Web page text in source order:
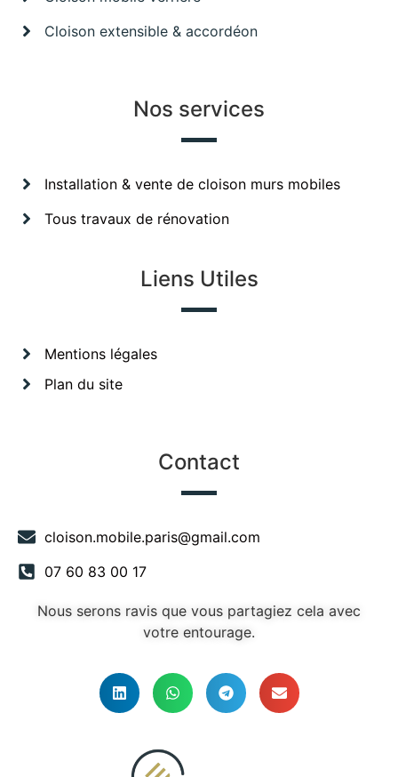
Cloison extensible & accordéon
Nos services
Installation & vente de cloison murs mobiles
Tous travaux de rénovation
Liens Utiles
Mentions légales
Plan du site
Contact
cloison.mobile.paris@gmail.com
07 60 83 00 17
Nous serons ravis que vous partagiez cela avec
votre entourage.